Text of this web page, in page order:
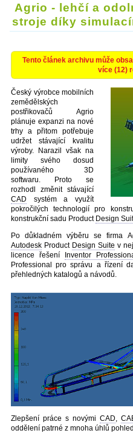
Agrio - lehčí a
stroje díky
Tento článek archivu může
více (12)
Český výrobce mobilních
zemědělských
postřikovačů Agrio
plánuje expanzi na nové
trhy a přitom potřebuje
udržet stávající kvalitu
výroby. Narazil však na
limity svého dosud
používaného 3D
softwaru. Proto se
rozhodl změnit stávající
CAD systém a využít
pokročilých technologií pro
konstrukční sadu Product Design
Po důkladném výběru se firma
Autodesk Product Design Suite v
licence řešení
Inventor
Professional pro správu a řízení
přehledných katalogů a návodů.
Zlepšení práce s novými CAD
oddělení patrné z mnoha úhlů